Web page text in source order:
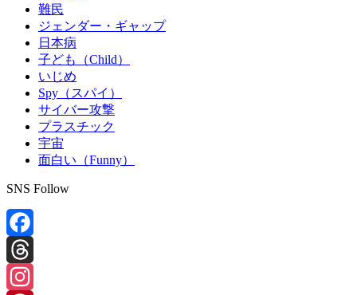
難民
ジェンダー・ギャップ
日本病
子ども（Child）
いじめ
Spy（スパイ）
サイバー攻撃
プラスチック
宇宙
面白い（Funny）
SNS Follow
Facebook
Threads